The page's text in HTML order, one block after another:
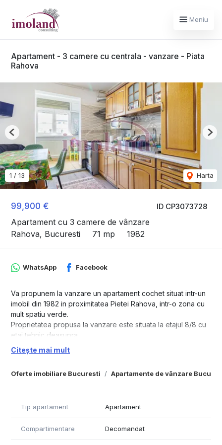
Meniu
Apartament - 3 camere cu centrala - vanzare - Piata
Rahova
ID CP3073728
99,900 €
Apartament cu 3 camere de vânzare
Rahova, Bucuresti
71 mp 1982
1 / 13 Harta
Previous
Oferte imobiliare Bucuresti Apartamente de vânzare
WhatsApp Facebook
Va propunem la vanzare un apartament cochet situat intr-un
imobil din 1982 in proximitatea Pietei Rahova, intr-o zona cu
mult spatiu verde.
Proprietatea propusa la vanzare este situata la etajul 8/8 cu
etaj tehnic deasupra.
Apartamentul are o suprafata utila de 71 mp cu un balcon de
4 mp cu dublu acces, atat din bucatarie, cat si din zona de
Proprietatea este decomandata, beneficiind de un hol unde
Apartamentul a fost renovat partial in urma cu cativa ani,
instalatia electrica fiind inlocuita, parchetul este nou, si
mobilierul deasemeni este nou. Un mare plus al
apartamentului este centrala proprie. Exista jaluze exterioare
Citește mai mult
Tip apartament Apartament
Compartimentare Decomandat